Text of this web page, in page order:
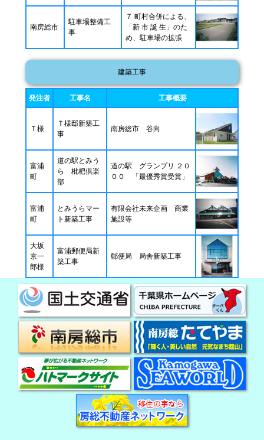
南房総市
駐車場整備工
事
７ 町村合併による、
「新 市 誕 生」のた
め、駐車場の拡張
建築工事
発注者 工事名 工事概要
Ｔ様
Ｔ様邸新築工
事
南房総市 谷向
富浦
町
道の駅とみう
ら 枇杷倶楽
部
道の駅 グランプリ ２０
００ 「最優秀賞受賞」
富浦
町
とみうらマー
ト新築工事
有限会社未来企画 商業
施設等
大坂
京一
郎様
富浦郵便局新
築工事
郵便局 局舎新築工事